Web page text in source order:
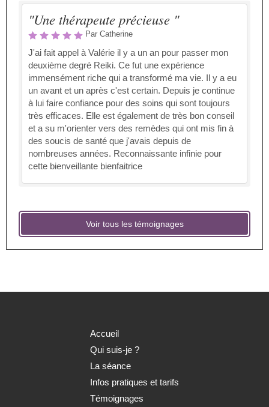
"Une thérapeute précieuse "
Par Catherine
J'ai fait appel à Valérie il y a un an pour passer mon
deuxième degré Reiki. Ce fut une expérience
immensément riche qui a transformé ma vie. Il y a eu
un avant et un après c'est certain. Depuis je continue
à lui faire confiance pour des soins qui sont toujours
très efficaces. Elle est également de très bon conseil
et a su m'orienter vers des remèdes qui ont mis fin à
des soucis de santé que j'avais depuis de
nombreuses années. Reconnaissante infinie pour
cette bienveillante bienfaitrice
Voir tous les témoignages
Accueil
Qui suis-je ?
La séance
Infos pratiques et tarifs
Témoignages